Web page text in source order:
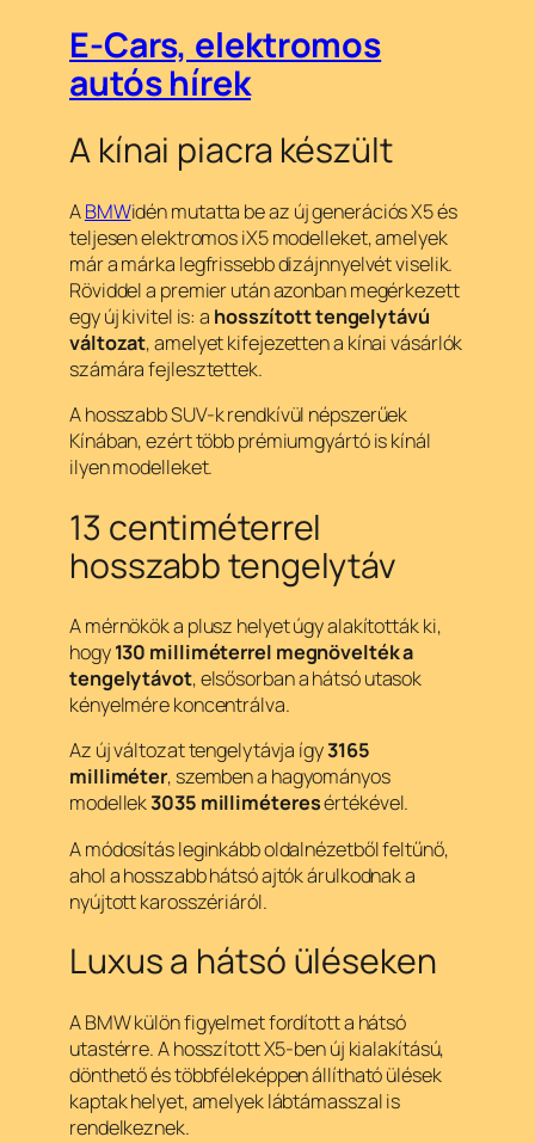
E-Cars, elektromos
autós hírek
A kínai piacra készült
ABMWidén mutatta be az új generációs X5 és
teljesen elektromos iX5 modelleket, amelyek
már a márka legfrissebb dizájnnyelvét viselik.
Röviddel a premier után azonban megérkezett
egy új kivitel is: a hosszított tengelytávú
változat, amelyet kifejezetten a kínai vásárlók
számára fejlesztettek.
A hosszabb SUV-k rendkívül népszerűek
Kínában, ezért több prémiumgyártó is kínál
ilyen modelleket.
13 centiméterrel
hosszabb tengelytáv
A mérnökök a plusz helyet úgy alakították ki,
hogy130 milliméterrel megnövelték a
tengelytávot, elsősorban a hátsó utasok
kényelmére koncentrálva.
Az új változat tengelytávja így3165
milliméter, szemben a hagyományos
modellek3035 milliméteresértékével.
A módosítás leginkább oldalnézetből feltűnő,
ahol a hosszabb hátsó ajtók árulkodnak a
nyújtott karosszériáról.
Luxus a hátsó üléseken
A BMW külön figyelmet fordított a hátsó
utastérre. A hosszított X5-ben új kialakítású,
dönthető és többféleképpen állítható ülések
kaptak helyet, amelyek lábtámasszal is
rendelkeznek.